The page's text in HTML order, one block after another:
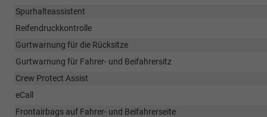
Spurhalteassistent
Reifendruckkontrolle
Gurtwarnung für die Rücksitze
Gurtwarnung für Fahrer- und Beifahrersitz
Crew Protect Assist
eCall
Frontairbags auf Fahrer- und Beifahrerseite